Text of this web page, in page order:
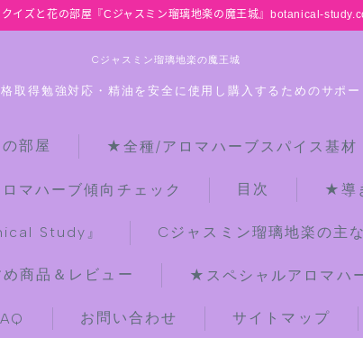
クイズと花の部屋『Cジャスミン瑠璃地楽の魔王城』botanical-
Cジャスミン瑠璃地楽の魔王城
取得勉強対応・精油を安全に使用し購入するためのサポ
部屋 ★全種/アロマハーブスパイス基
マハーブ傾向チェック 目次 ★導
Study』 Cジャスミン瑠璃地楽の主
め商品＆レビュー ★スペシャルアロマハ
お問い合わせ サイトマップ
【最新】クイズと花の部屋
★全種/アロマハーブスパイス基材 プ